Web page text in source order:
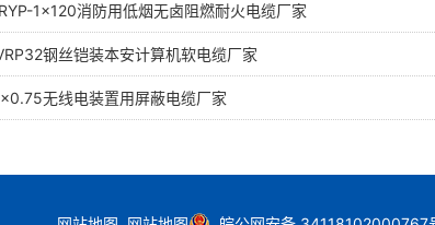
1×120消防用低烟无卤阻燃耐火电缆厂家
钢丝铠装本安计算机软电缆厂家
无线电装置用屏蔽电缆厂家